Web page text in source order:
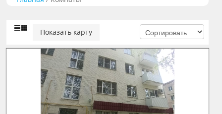
Показать карту